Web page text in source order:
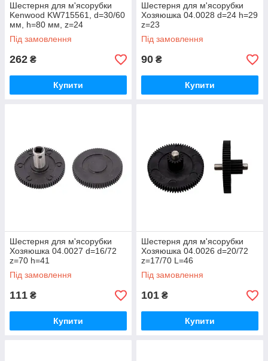
Шестерня для м'ясорубки
Kenwood KW715561, d=30/60
мм, h=80 мм, z=24
Під замовлення
262 ₴
Купити
Шестерня для м'ясорубки
Хозяюшка 04.0028 d=24 h=29
z=23
Під замовлення
90 ₴
Купити
Шестерня для м'ясорубки
Хозяюшка 04.0027 d=16/72
z=70 h=41
Під замовлення
111 ₴
Купити
Шестерня для м'ясорубки
Хозяюшка 04.0026 d=20/72
z=17/70 L=46
Під замовлення
101 ₴
Купити